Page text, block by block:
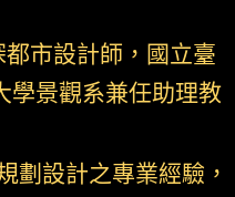
市設計師， 國立臺
學景觀系兼任助理教
劃設計之專業經驗，